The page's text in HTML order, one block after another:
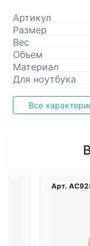
Артикул
Размер
Вес
Объем
Материал
Для ноутбука
Все
Арт.